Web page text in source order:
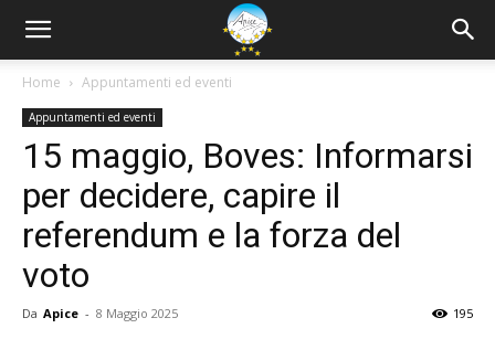
Home Appuntamenti ed eventi
Appuntamenti ed eventi
15 maggio, Boves: Informarsi
per decidere, capire il
referendum e la forza del
voto
Da Apice - 8 Maggio 2025 195